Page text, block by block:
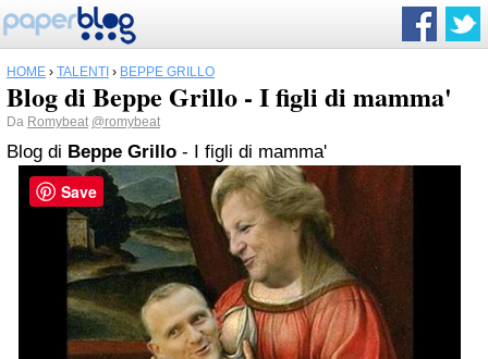
HOME › TALENTI › BEPPE GRILLO
Blog di Beppe Grillo - I figli di mamma'
Da Romybeat @romybeat
Blog di Beppe Grillo - I figli di mamma'
Save